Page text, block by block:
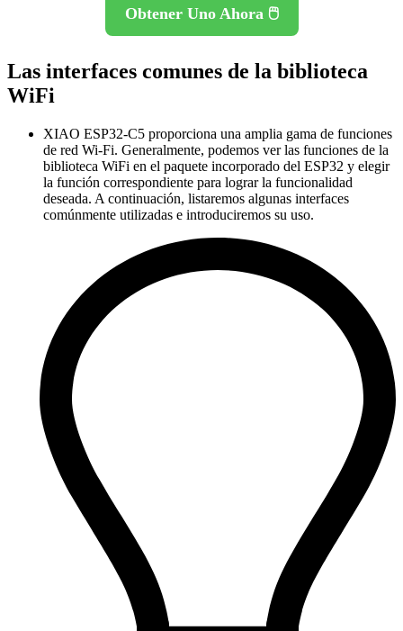
Obtener Uno Ahora 🖱️
Las interfaces comunes de la biblioteca
WiFi
XIAO ESP32-C5 proporciona una amplia gama de funciones
de red Wi-Fi. Generalmente, podemos ver las funciones de la
biblioteca WiFi en el paquete incorporado del ESP32 y elegir
la función correspondiente para lograr la funcionalidad
deseada. A continuación, listaremos algunas interfaces
comúnmente utilizadas e introduciremos su uso.